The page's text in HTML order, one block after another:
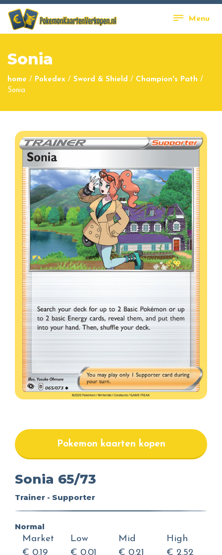
Menu
Sonia
home / Pokedex / Sword & Shield / Champion's Path /
Sonia
Pokemon kaarten kopen
Sonia 65/73
Trainer - Supporter
Normal
Market
€ 0.19
Low
€ 0.01
Mid
€ 0.21
High
€ 2.52